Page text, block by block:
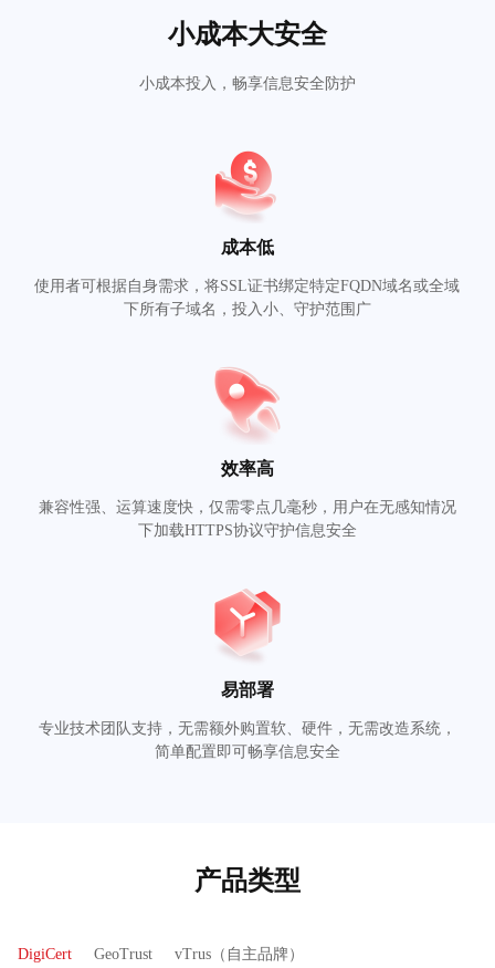
小成本大安全
小成本投入，畅享信息安全防护
成本低
使用者可根据自身需求，将SSL证书绑定特定FQDN域名或全域
下所有子域名，投入小、守护范围广
效率高
兼容性强、运算速度快，仅需零点几毫秒，用户在无感知情况
下加载HTTPS协议守护信息安全
易部署
专业技术团队支持，无需额外购置软、硬件，无需改造系统，
简单配置即可畅享信息安全
产品类型
DigiCert GeoTrust vTrus（自主品牌）